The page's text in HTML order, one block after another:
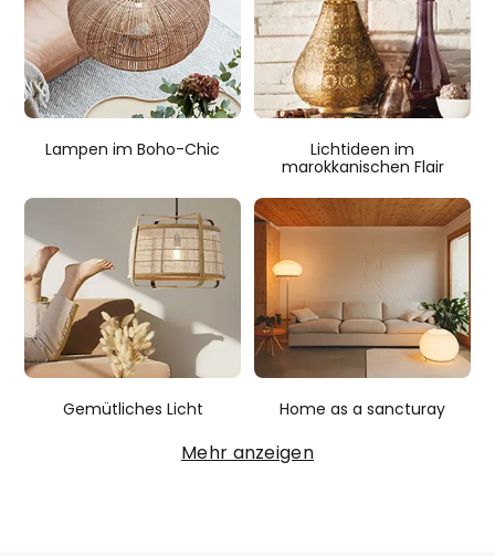
Lampen im Boho-Chic
Lichtideen im
marokkanischen Flair
Gemütliches Licht Home as a sancturay
Mehr anzeigen